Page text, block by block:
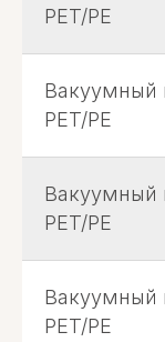
PET/PE
Вакуумный
PET/PE
Вакуумный
PET/PE
Вакуумный
PET/PE